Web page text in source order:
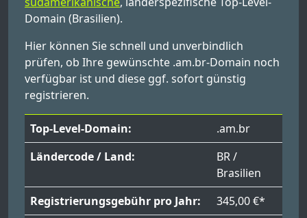
Domain (Brasilien).
Hier können Sie schnell und unverbindlich
prüfen, ob Ihre gewünschte .am.br-Domain noch
verfügbar ist und diese ggf. sofort günstig
registrieren.
Top-Level-Domain:
.am.br
Ländercode / Land:
BR /
Brasilien
Registrierungsgebühr pro Jahr:
345,00 €*